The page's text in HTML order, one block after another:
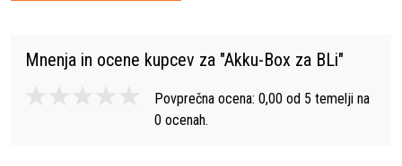
Mnenja in ocene kupcev za "Akku-Box za BLi"
Povprečna ocena: 0,00 od 5 temelji na
0 ocenah.